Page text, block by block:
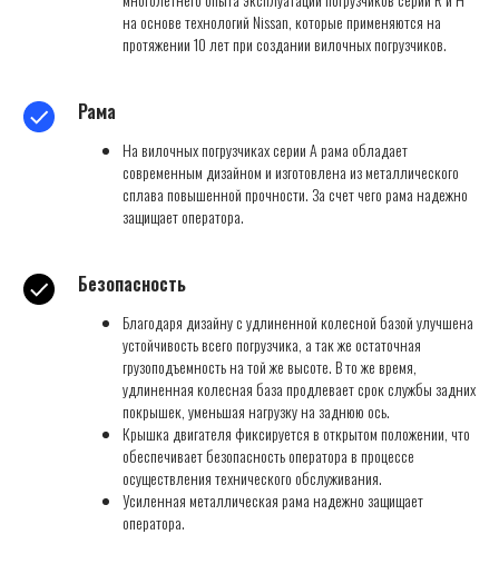
на основе технологий Nissan, которые применяются на
протяжении 10 лет при создании вилочных погрузчиков.
Рама
На вилочных погрузчиках серии А рама обладает
современным дизайном и изготовлена из металлического
сплава повышенной прочности. За счет чего рама надежно
защищает оператора.
Безопасность
Благодаря дизайну с удлиненной колесной базой улучшена
устойчивость всего погрузчика, а так же остаточная
грузоподъемность на той же высоте. В то же время,
удлиненная колесная база продлевает срок службы задних
покрышек, уменьшая нагрузку на заднюю ось.
Крышка двигателя фиксируется в открытом положении, что
обеспечивает безопасность оператора в процессе
осуществления технического обслуживания.
Усиленная металлическая рама надежно защищает
оператора.